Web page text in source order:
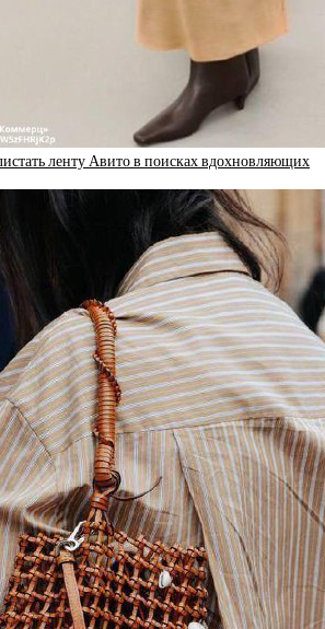
ленту Авито в поисках вдохновляющих